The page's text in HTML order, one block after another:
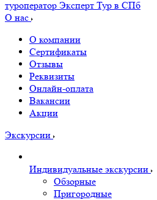
О нас
О компании
Сертификаты
Отзывы
Реквизиты
Онлайн-оплата
Вакансии
Акции
Экскурсии
Индивидуальные экскурсии
Обзорные
Пригородные